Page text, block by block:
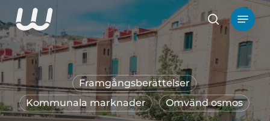
Hoppa
till
huvudinnehåll
Sök
Meny
Framgångsberättelser
Kommunala marknader
Omvänd osmos